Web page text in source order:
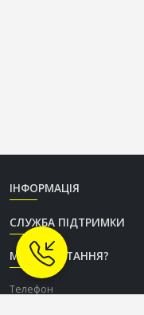
ІНФОРМАЦІЯ
СЛУЖБА ПІДТРИМКИ
МАЄТЕ ПИТАННЯ?
Телефон